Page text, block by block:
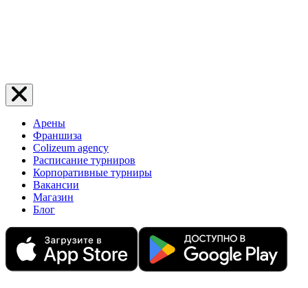
Арены
Франшиза
Colizeum agency
Расписание турниров
Корпоративные турниры
Вакансии
Магазин
Блог